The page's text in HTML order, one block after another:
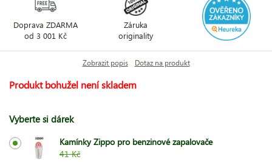
Doprava ZDARMA
od 3 001 Kč
Záruka
originality
Zobrazit popis Dotaz na produkt
Produkt bohužel není skladem
Vyberte si dárek
Kamínky Zippo pro benzinové zapalovače
41 Kč